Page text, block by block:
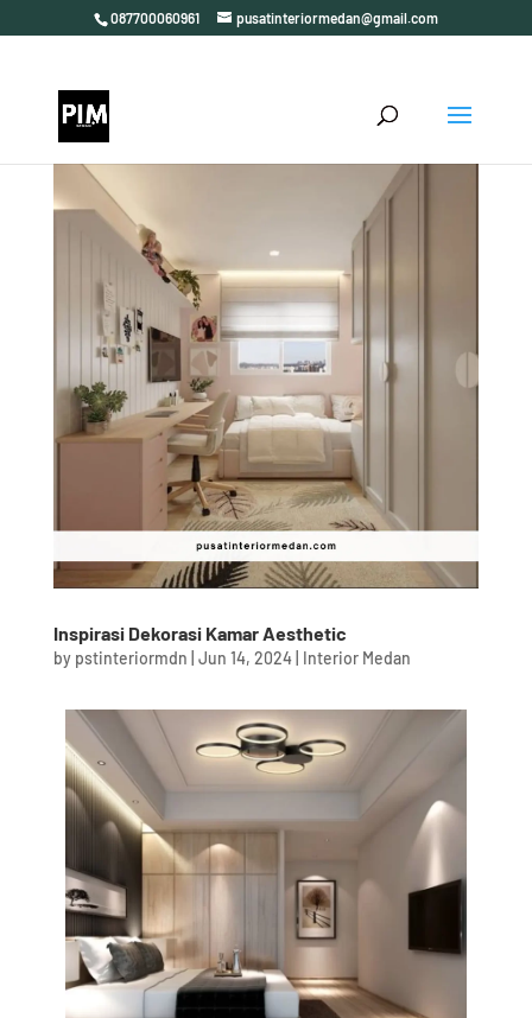
087700060961 pusatinteriormedan@gmail.com
Inspirasi Dekorasi Kamar Aesthetic
by pstinteriormdn Jun 14, 2024| Interior Medan